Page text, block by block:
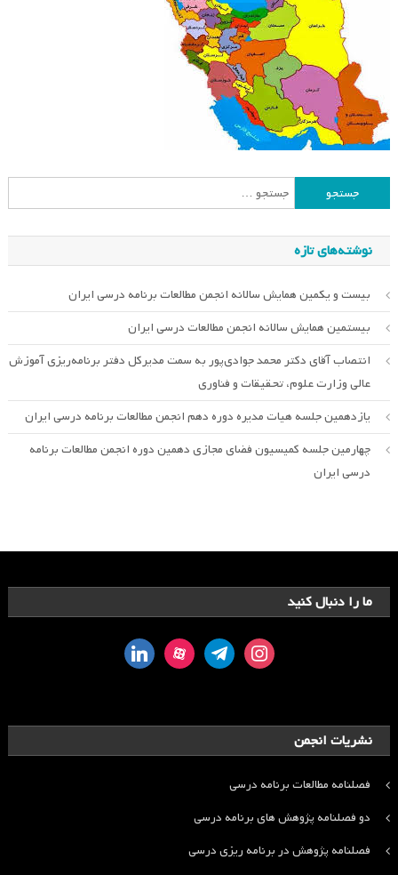
جستجو
برای:
نوشته‌های تازه
بیست و یکمین همایش سالانه انجمن مطالعات برنامه درسی ایران
بیستمین همایش سالانه انجمن مطالعات درسی ایران
انتصاب آقای دکتر محمد جوادی‌پور به سمت مدیرکل دفتر برنامه‌ریزی آموزش
عالی وزارت علوم، تحقیقات و فناوری
یازدهمین جلسه هیات مدیره دوره دهم انجمن مطالعات برنامه درسی ایران
چهارمین جلسه کمیسیون فضای مجازی دهمین دوره انجمن مطالعات برنامه
درسی ایران
ما را دنبال کنید
instagram
telegram
aparat
linkedin
نشریات انجمن
فصلنامه مطالعات برنامه درسی
دو فصلنامه پژوهش های برنامه درسی
فصلنامه پژوهش در برنامه ریزی درسی